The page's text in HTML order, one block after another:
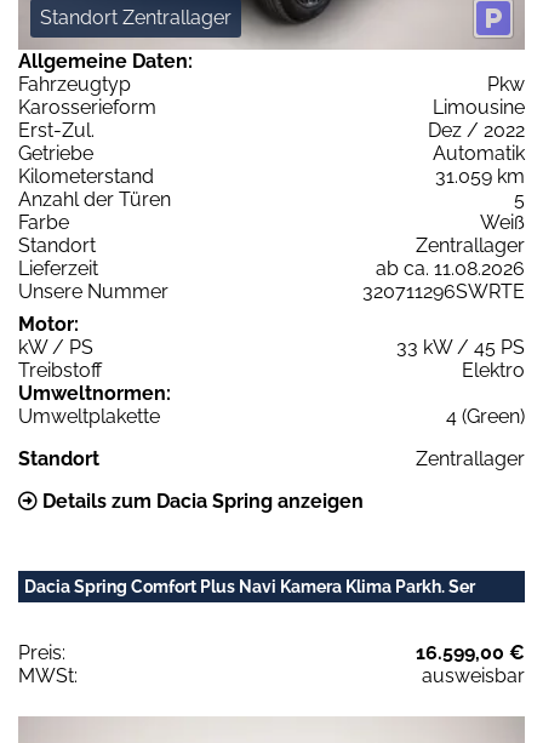
Standort Zentrallager
Allgemeine Daten:
Fahrzeugtyp
Pkw
Karosserieform
Limousine
Erst-Zul.
Dez / 2022
Getriebe
Automatik
Kilometerstand
31.059 km
Anzahl der Türen
5
Farbe
Weiß
Standort
Zentrallager
Lieferzeit
ab ca. 11.08.2026
Unsere Nummer
320711296SWRTE
Motor:
kW / PS
33 kW / 45 PS
Treibstoff
Elektro
Umweltnormen:
Umweltplakette
4 (Green)
Standort
Zentrallager
Details zum Dacia Spring anzeigen
Dacia Spring Comfort Plus Navi Kamera Klima Parkh. Ser
Preis:
16.599,00 €
MWSt:
ausweisbar